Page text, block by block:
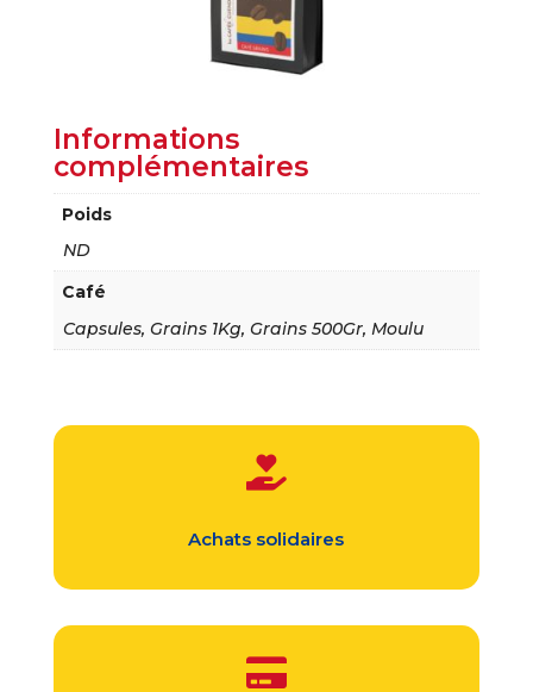
Informations
complémentaires
Poids
ND
Café
Capsules, Grains 1Kg, Grains 500Gr, Moulu

Achats solidaires
